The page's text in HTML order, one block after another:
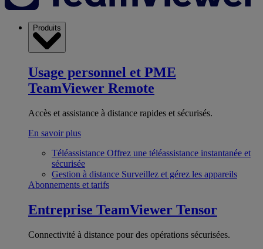
Produits
Usage personnel et PME
TeamViewer Remote
Accès et assistance à distance rapides et sécurisés.
En savoir plus
Téléassistance Offrez une téléassistance instantanée et
sécurisée
Gestion à distance Surveillez et gérez les appareils
Abonnements et tarifs
Entreprise TeamViewer Tensor
Connectivité à distance pour des opérations sécurisées.